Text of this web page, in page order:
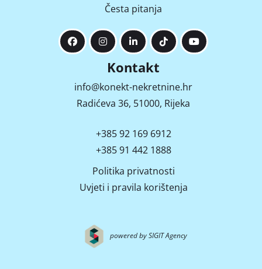
Česta pitanja
Kontakt
info@konekt-nekretnine.hr
Radićeva 36, 51000, Rijeka
+385 92 169 6912
+385 91 442 1888
Politika privatnosti
Uvjeti i pravila korištenja
powered by SIGIT Agency